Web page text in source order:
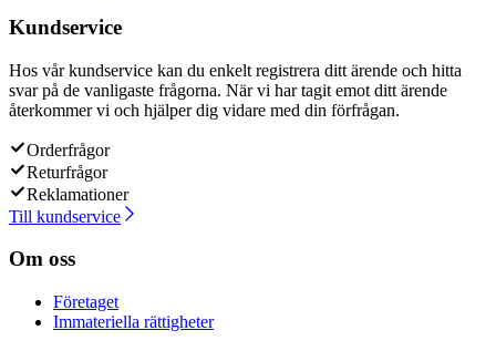
Kundservice
Hos vår kundservice kan du enkelt registrera ditt ärende och hitta
svar på de vanligaste frågorna. När vi har tagit emot ditt ärende
återkommer vi och hjälper dig vidare med din förfrågan.
Orderfrågor
Returfrågor
Reklamationer
Till kundservice
Om oss
Företaget
Immateriella rättigheter